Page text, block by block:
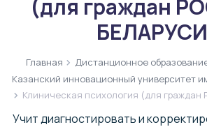
(для граждан
Главная
Дистанционное
Казанский инновационный университет
Клиническая психология (для
Учит диагностировать и